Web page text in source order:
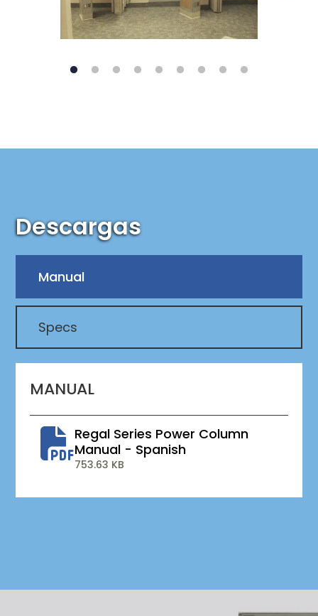
Descargas
Manual
Specs
MANUAL
Regal Series Power Column
Manual - Spanish
753.63 KB